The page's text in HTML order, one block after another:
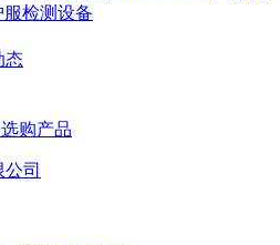
服检测设备
态
购产品